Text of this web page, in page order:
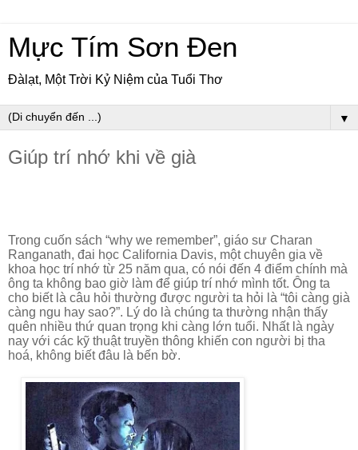
Mực Tím Sơn Đen
Đàlạt, Một Trời Kỷ Niệm của Tuổi Thơ
▼
Giúp trí nhớ khi về già
Trong cuốn sách “why we remember”, giáo sư Charan
Ranganath, đai học California Davis, một chuyên gia về
khoa học trí nhớ từ 25 năm qua, có nói đến 4 điểm chính mà
ông ta không bao giờ làm để giúp trí nhớ mình tốt. Ông ta
cho biết là câu hỏi thường được người ta hỏi là “tôi càng già
càng ngu hay sao?”. Lý do là chúng ta thường nhận thấy
quên nhiều thứ quan trọng khi càng lớn tuổi. Nhất là ngày
nay với các kỹ thuật truyền thông khiến con người bị tha
hoá, không biết đâu là bến bờ.